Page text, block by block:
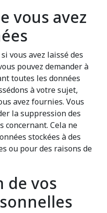
vous avez
vous avez laissé des
pouvez demander à
toutes les données
à votre sujet,
avez fournies. Vous
la suppression des
concernant. Cela ne
stockées à des
ou pour des raisons de
de vos